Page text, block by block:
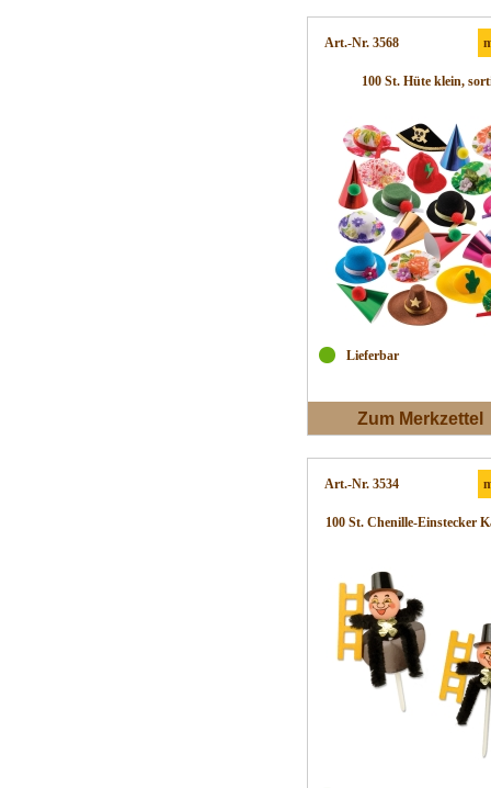
Art.-Nr. 3568
100 St. Hüte klein,
Lieferbar
Zum Merkzettel
Art.-Nr. 3534
100 St. Chenille-Einstecker